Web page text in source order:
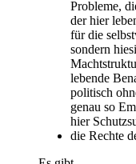
Probleme,
der hier
für die
sondern
lebende
politisch
genau so
hier
die Rechte